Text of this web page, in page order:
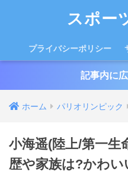
スポー
プライバシーポリシー
記事内に
ホーム パリオリンピック
小海遥(陸上/第一生
歴や家族は?かわい